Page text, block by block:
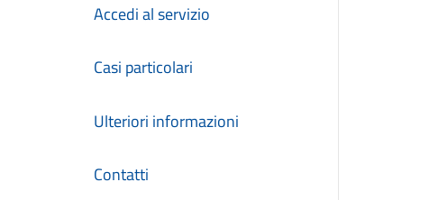
Accedi al servizio
Casi particolari
Ulteriori informazioni
Contatti